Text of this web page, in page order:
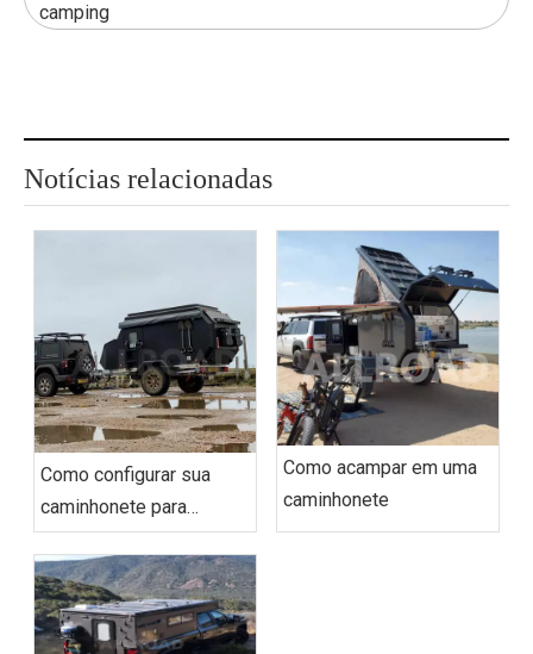
camping
Notícias relacionadas
Como configurar sua
caminhonete para
acampamento
prolongado?
Como acampar em uma
caminhonete